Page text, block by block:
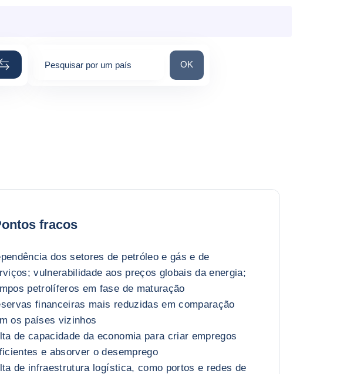
Pesquisar por um país Pesquisar por um país
OK
fracos
dos setores de petróleo e gás e de
vulnerabilidade aos preços globais da energia;
petrolíferos em fase de maturação
financeiras mais reduzidas em comparação
os países vizinhos
de capacidade da economia para criar empregos
e absorver o desemprego
de infraestrutura logística, como portos e redes de